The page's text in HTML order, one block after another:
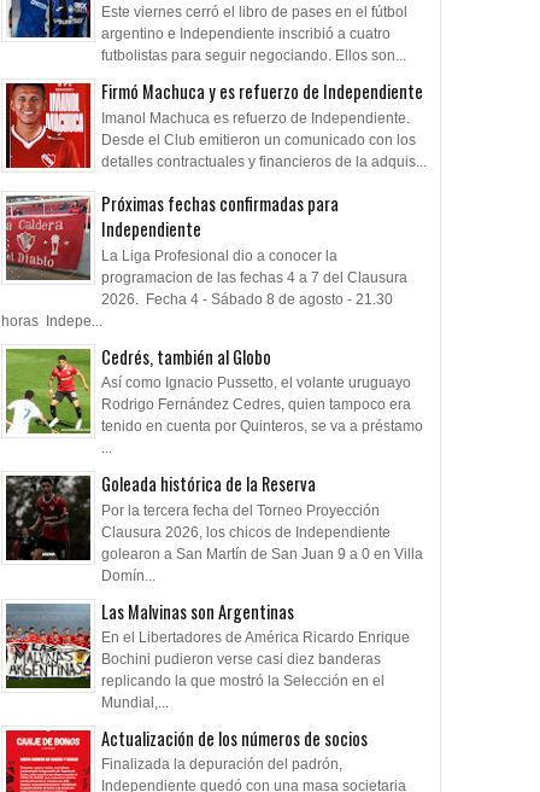
millonario de San
Todo confirmado en la Copa
Argentina
Este viernes cerró el libro de pases en el fútbol
argentino e Independiente inscribió a cuatro
futbolistas para seguir negociando. Ellos son...
Firmó Machuca y es refuerzo de Independiente
Imanol Machuca es refuerzo de Independiente.
Desde el Club emitieron un comunicado con los
detalles contractuales y financieros de la adquis...
Próximas fechas confirmadas para
Independiente
La Liga Profesional dio a conocer la
programacion de las fechas 4 a 7 del Clausura
2026. Fecha 4 - Sábado 8 de agosto - 21.30
horas Indepe...
Cedrés, también al Globo
Así como Ignacio Pussetto, el volante uruguayo
Rodrigo Fernández Cedres, quien tampoco era
tenido en cuenta por Quinteros, se va a préstamo
...
Goleada histórica de la Reserva
Por la tercera fecha del Torneo Proyección
Clausura 2026, los chicos de Independiente
golearon a San Martín de San Juan 9 a 0 en Villa
Domín...
Las Malvinas son Argentinas
En el Libertadores de América Ricardo Enrique
Bochini pudieron verse casi diez banderas
replicando la que mostró la Selección en el
Mundial,...
Actualización de los números de socios
Finalizada la depuración del padrón,
Independiente quedó con una masa societaria